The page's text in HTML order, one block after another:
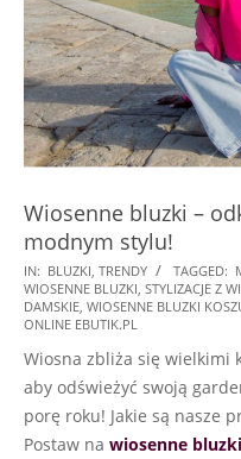
Wiosenne bluzki –
modnym stylu!
2022-
02-
23
IN: BLUZKI TRENDY TAGGED:
WIOSENNE BLUZKI STYLIZACJE Z
DAMSKIE WIOSENNE BLUZKI
ONLINE EBUTIK.PL
Wiosna zbliża się wielkimi
aby odświeżyć swoją
porę roku! Jakie są nasze
Postaw na wiosenne bluzki